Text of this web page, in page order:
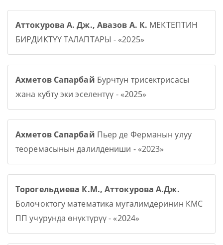
Аттокурова А. Дж., Авазов А. К. МЕКТЕПТИН
БИРДИКТҮҮ ТАЛАПТАРЫ - «2025»
Ахметов Сапарбай Бурчтун трисектрисасы
жана кубту эки эселентүү - «2025»
Ахметов Сапарбай Пьер де Ферманын улуу
теоремасынын далилдениши - «2023»
Торогельдиева К.М., Аттокурова А.Дж.
Болочоктогу математика мугалимдеринин КМС
ПП учурунда өнүктүрүү - «2024»